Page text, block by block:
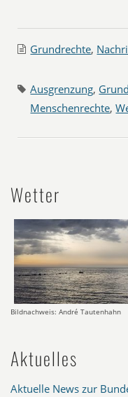
Grundrechte,
Ausgrenzung,
Menschenrechte,
Wetter
Bildnachweis: André Tautenhahn
Aktuelles
Aktuelle News zur